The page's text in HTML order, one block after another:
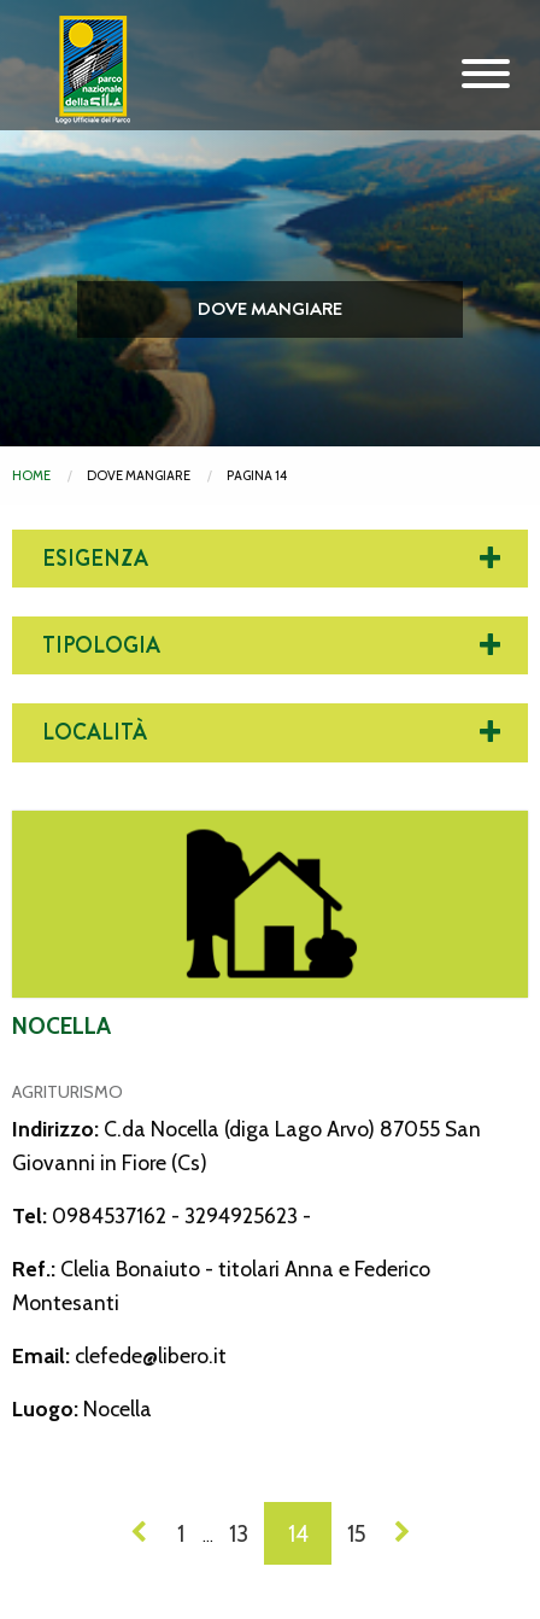
Vai al contenuto principale
DOVE MANGIARE
HOME DOVE MANGIARE PAGINA 14
ESIGENZA
TIPOLOGIA
LOCALITÀ
NOCELLA
AGRITURISMO
Indirizzo: C.da Nocella (diga Lago Arvo) 87055 San
Giovanni in Fiore (Cs)
Tel: 0984537162 - 3294925623 -
Ref.: Clelia Bonaiuto - titolari Anna e Federico
Montesanti
Email: clefede@libero.it
Luogo: Nocella
NAVIGAZIONE
1 … 13 14 15